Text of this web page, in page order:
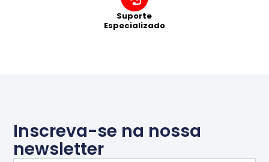
Suporte
Especializado
Inscreva-se na nossa
newsletter